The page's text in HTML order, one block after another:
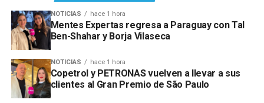
NOTICIAS hace 1 hora
Mentes Expertas regresa a Paraguay con Tal
Ben-Shahar y Borja Vilaseca
NOTICIAS hace 1 hora
Copetrol y PETRONAS vuelven a llevar a sus
clientes al Gran Premio de São Paulo